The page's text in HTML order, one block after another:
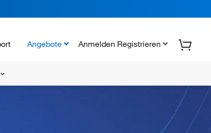
Angebote Anmelden Registrieren